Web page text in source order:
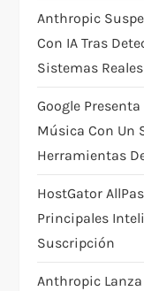
n
Anthropic
Con IA Tras
Sistemas Reales
Google
Música Con Un
Herramientas
HostGator
Principales
Suscripción
Anthropic Lanza